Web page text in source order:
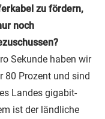
zu fördern,
noch
Sekunde haben wir
80 Prozent und sind
Landes gigabit-
ist der ländliche